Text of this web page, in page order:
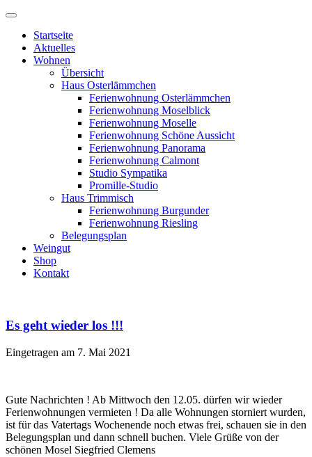
Startseite
Aktuelles
Wohnen
Übersicht
Haus Osterlämmchen
Ferienwohnung Osterlämmchen
Ferienwohnung Moselblick
Ferienwohnung Moselle
Ferienwohnung Schöne Aussicht
Ferienwohnung Panorama
Ferienwohnung Calmont
Studio Sympatika
Promille-Studio
Haus Trimmisch
Ferienwohnung Burgunder
Ferienwohnung Riesling
Belegungsplan
Weingut
Shop
Kontakt
Es geht wieder los !!!
Eingetragen am 7. Mai 2021
Gute Nachrichten ! Ab Mittwoch den 12.05. dürfen wir wieder
Ferienwohnungen vermieten ! Da alle Wohnungen storniert wurden,
ist für das Vatertags Wochenende noch etwas frei, schauen sie in den
Belegungsplan und dann schnell buchen. Viele Grüße von der
schönen Mosel Siegfried Clemens